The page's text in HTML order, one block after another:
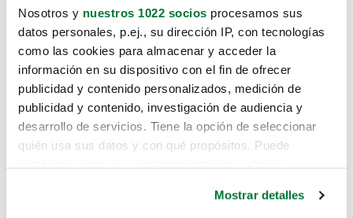
Nosotros y nuestros 1022 socios procesamos sus
datos personales, p.ej., su dirección IP, con tecnologías
como las cookies para almacenar y acceder la
información en su dispositivo con el fin de ofrecer
publicidad y contenido personalizados, medición de
publicidad y contenido, investigación de audiencia y
desarrollo de servicios. Tiene la opción de seleccionar
quién usa sus datos y con qué propósitos. Puede
Mostrar detalles
Lo sentimos, no sabemos como
te hemos traido hasta aquí.
Pero puedes encontrar el coche que estás
buscando en alguno de estos enlaces: